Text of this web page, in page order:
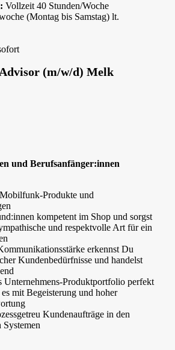
Vollzeit 40 Stunden/Woche
(Montag bis Samstag) lt.
Advisor (m/w/d) Melk
und Berufsanfänger:innen
Produkte und
kompetent im Shop und sorgst
und respektvolle Art für ein
erkennst Du
Kundenbedürfnisse und handelst
Unternehmens-Produktportfolio perfekt
mit Begeisterung und hoher
Kundenaufträge in den
Systemen